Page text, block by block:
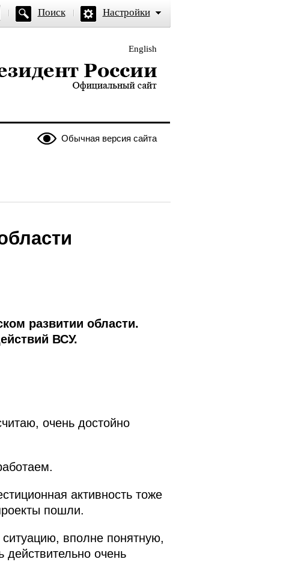
Поиск Настройки
English
— официальный сайт
Обычная версия сайта
развитии области.
ВСУ.
очень достойно
активность тоже
пошли.
вполне понятную,
действительно очень